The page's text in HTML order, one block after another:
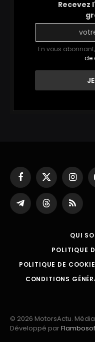
Recevez
En vous
de
Facebook
X
(Twitter)
Partager
sur
ThreadsRSS
QUI
POLITIQUE
POLITIQUE DE
CONDITIONS
© 2026 MotorsActu.
Développé par